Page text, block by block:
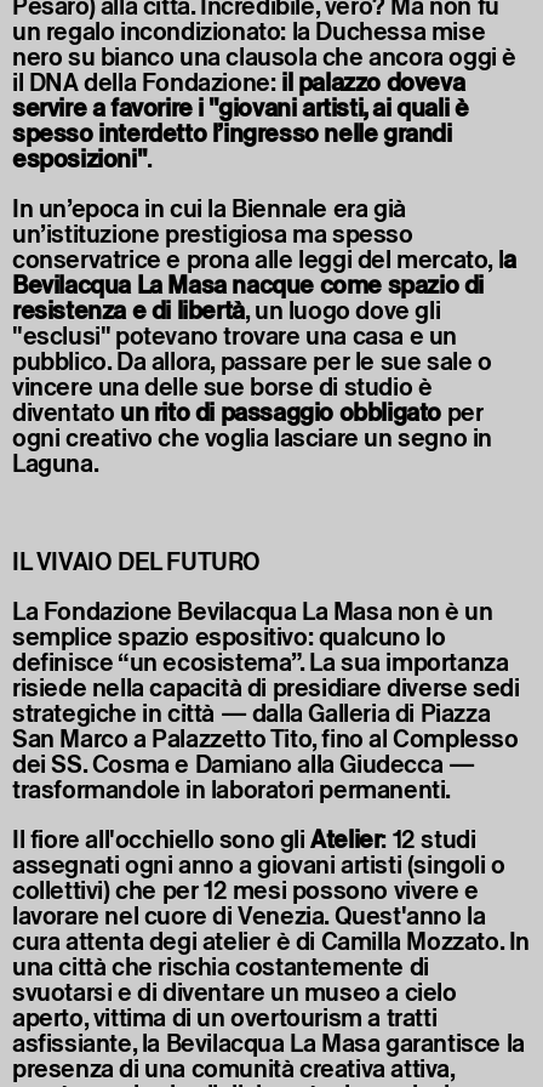
un regalo incondizionato: la Duchessa mise
nero su bianco una clausola che ancora oggi è
il DNA della Fondazione:il palazzo doveva
servire a favorire i "giovani artisti, ai quali è
spesso interdetto l’ingresso nelle grandi
esposizioni".
In un’epoca in cui la Biennale era già
un’istituzione prestigiosa ma spesso
conservatrice e prona alle leggi del mercato, la
Bevilacqua La Masa nacque come spazio di
resistenza e di libertà, un luogo dove gli
"esclusi" potevano trovare una casa e un
pubblico. Da allora, passare per le sue sale o
vincere una delle sue borse di studio è
diventato un rito di passaggio obbligato per
ogni creativo che voglia lasciare un segno in
Laguna.
IL VIVAIO DEL FUTURO
La Fondazione Bevilacqua La Masa non è un
semplice spazio espositivo: qualcuno lo
definisce “un ecosistema”. La sua importanza
risiede nella capacità di presidiare diverse sedi
strategiche in città — dalla Galleria di Piazza
San Marco a Palazzetto Tito, fino al Complesso
dei SS. Cosma e Damiano alla Giudecca —
trasformandole in laboratori permanenti.
Il fiore all'occhiello sono gliAtelier: 12 studi
assegnati ogni anno a giovani artisti (singoli o
collettivi) che per 12 mesi possono vivere e
lavorare nel cuore di Venezia. Quest'anno la
cura attenta degi atelier è di Camilla Mozzato. In
una città che rischia costantemente di
svuotarsi e di diventare un museo a cielo
aperto, vittima di un overtourism a tratti
asfissiante, la Bevilacqua La Masa garantisce la
presenza di una comunità creativa attiva,